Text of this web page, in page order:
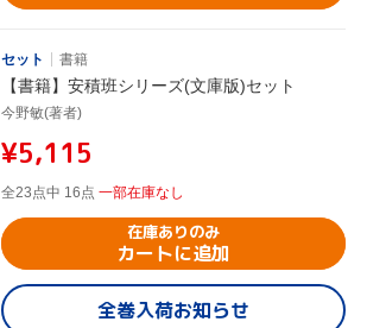
セット 書籍
【書籍】安積班シリーズ(文庫版)セット
今野敏(著者)
¥5,115
全23点中 16点 一部在庫なし
在庫ありのみ
カートに追加
全巻入荷お知らせ